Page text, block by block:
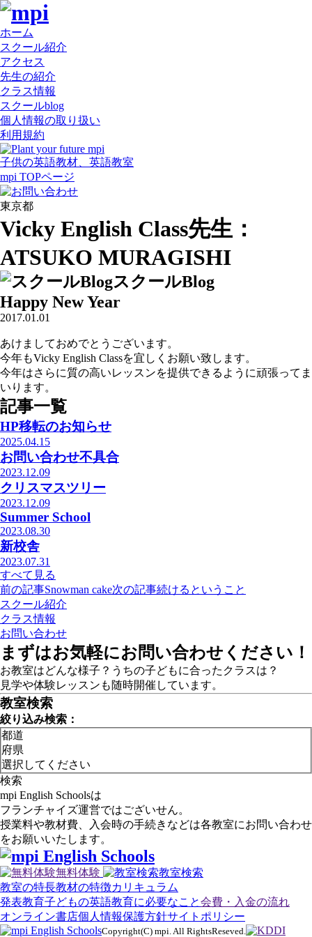
ホーム
スクール紹介
アクセス
先生の紹介
クラス情報
スクールblog
個人情報の取り扱い
利用規約
子供の英語教材、英語教室
mpi TOPページ
東京都
Vicky English Class先生：
ATSUKO MURAGISHI
スクールBlog
Happy New Year
2017.01.01
あけましておめでとうございます。
今年もVicky English Classを宜しくお願い致します。
今年はさらに質の高いレッスンを提供できるように頑張ってま
いります。
記事一覧
HP移転のお知らせ
2025.04.15
お問い合わせ不具合
2023.12.09
クリスマスツリー
2023.12.09
Summer School
2023.08.30
新校舎
2023.07.31
すべて見る
前の記事Snowman cake次の記事続けるということ
スクール紹介
クラス情報
お問い合わせ
まずはお気軽にお問い合わせください！
お教室はどんな様子？うちの子どもに合ったクラスは？
見学や体験レッスンも随時開催しています。
教室検索
絞り込み検索：
都道
府県
検索
mpi English Schoolsは
フランチャイズ運営ではございせん。
授業料や教材費、入会時の手続きなどは各教室にお問い合わせ
をお願いいたします。
無料体験
教室検索
教室の特長教材の特徴カリキュラム
発表教育子どもの英語教育に必要なこと会費・入金の流れ
オンライン書店個人情報保護方針サイトポリシー
Copyright(C) mpi. All RightsReseved.